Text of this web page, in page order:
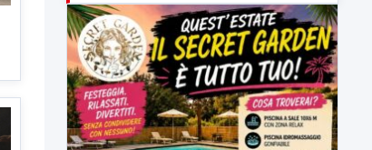
23:00 LabNews (replica)